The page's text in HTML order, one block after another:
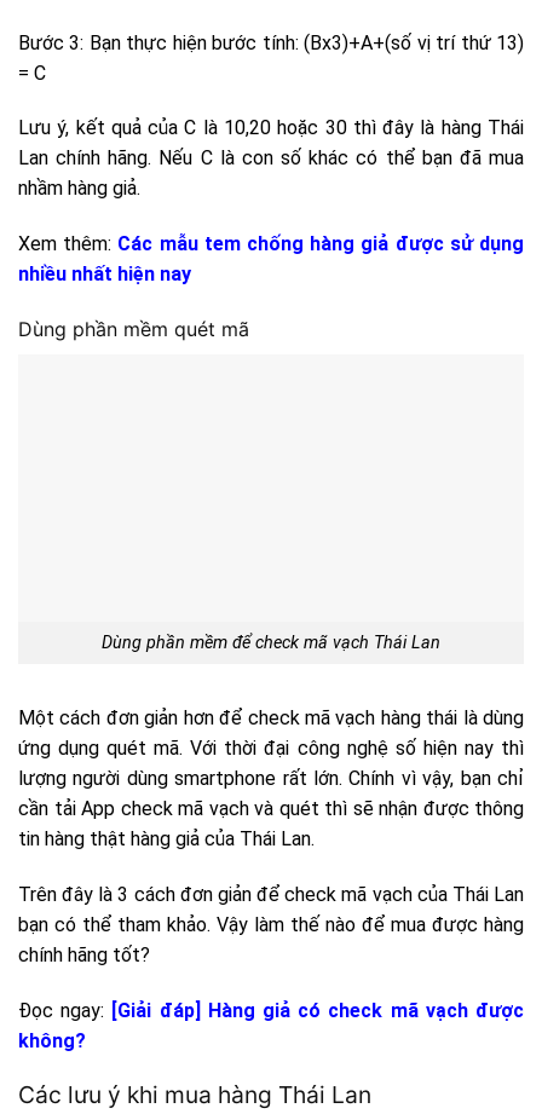
Bước 3: Bạn thực hiện bước tính: (Bx3)+A+(số vị trí thứ 13)
= C
Lưu ý, kết quả của C là 10,20 hoặc 30 thì đây là hàng Thái
Lan chính hãng. Nếu C là con số khác có thể bạn đã mua
nhầm hàng giả.
Xem thêm: Các mẫu tem chống hàng giả được sử dụng
nhiều nhất hiện nay
Dùng phần mềm quét mã
Dùng phần mềm để check mã vạch Thái Lan
Một cách đơn giản hơn để check mã vạch hàng thái là dùng
ứng dụng quét mã. Với thời đại công nghệ số hiện nay thì
lượng người dùng smartphone rất lớn. Chính vì vậy, bạn chỉ
cần tải App check mã vạch và quét thì sẽ nhận được thông
tin hàng thật hàng giả của Thái Lan.
Trên đây là 3 cách đơn giản để check mã vạch của Thái Lan
bạn có thể tham khảo. Vậy làm thế nào để mua được hàng
chính hãng tốt?
Đọc ngay: [Giải đáp] Hàng giả có check mã vạch được
không?
Các lưu ý khi mua hàng Thái Lan